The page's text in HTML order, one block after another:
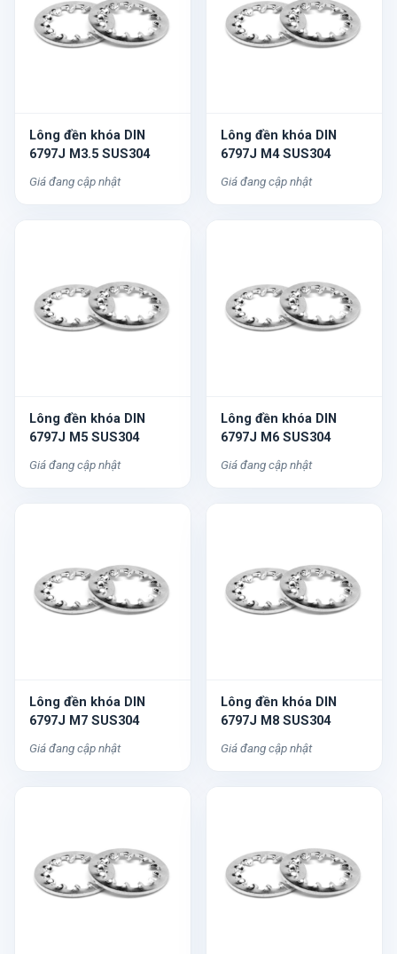
Lông đền khóa DIN
6797J M3.5 SUS304
Giá đang cập nhật
Lông đền khóa DIN
6797J M4 SUS304
Giá đang cập nhật
Lông đền khóa DIN
6797J M5 SUS304
Giá đang cập nhật
Lông đền khóa DIN
6797J M6 SUS304
Giá đang cập nhật
Lông đền khóa DIN
6797J M7 SUS304
Giá đang cập nhật
Lông đền khóa DIN
6797J M8 SUS304
Giá đang cập nhật